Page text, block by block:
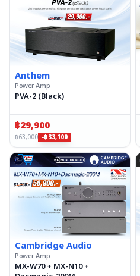
Anthem
Power Amp
PVA-2 (Black)
฿29,900
฿63,000 -฿33,100
Cambridge Audio
Power Amp
MX-W70 + MX-N10 +